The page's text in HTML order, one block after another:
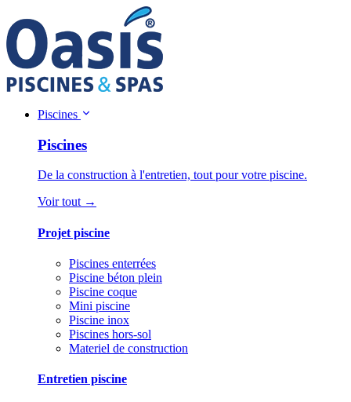
Piscines
Piscines
De la construction à l'entretien, tout pour votre piscine.
Voir tout →
Projet piscine
Piscines enterrées
Piscine béton plein
Piscine coque
Mini piscine
Piscine inox
Piscines hors-sol
Materiel de construction
Entretien piscine